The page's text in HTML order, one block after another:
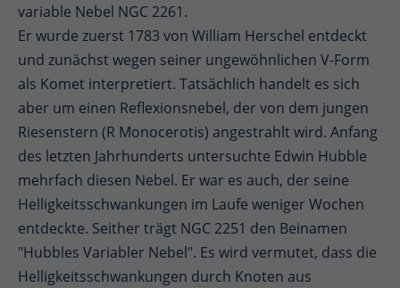
variable Nebel NGC 2261.
Er wurde zuerst 1783 von William Herschel entdeckt
und zunächst wegen seiner ungewöhnlichen V-Form
als Komet interpretiert. Tatsächlich handelt es sich
aber um einen Reflexionsnebel, der von dem jungen
Riesenstern (R Monocerotis) angestrahlt wird. Anfang
des letzten Jahrhunderts untersuchte Edwin Hubble
mehrfach diesen Nebel. Er war es auch, der seine
Helligkeitsschwankungen im Laufe weniger Wochen
entdeckte. Seither trägt NGC 2251 den Beinamen
"Hubbles Variabler Nebel". Es wird vermutet, dass die
Helligkeitsschwankungen durch Knoten aus